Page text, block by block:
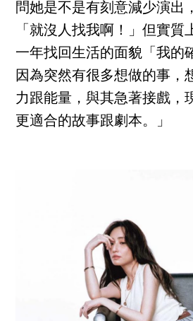
問她是不是有刻意減少演出
「就沒人找我啊！」但實質
一年找回生活的面貌「我的
因為突然有很多想做的事，
力跟能量，與其急著接戲，
更適合的故事跟劇本。」